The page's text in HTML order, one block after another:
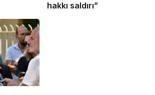
hakkı saldırı”